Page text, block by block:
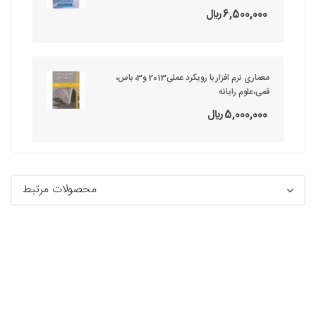
6,500,000 ريال
معماری نرم افزار با رویکرد عملی2013 و3، باس،
قمی،علوم رایانه
5,000,000 ريال
محصولات مرتبط